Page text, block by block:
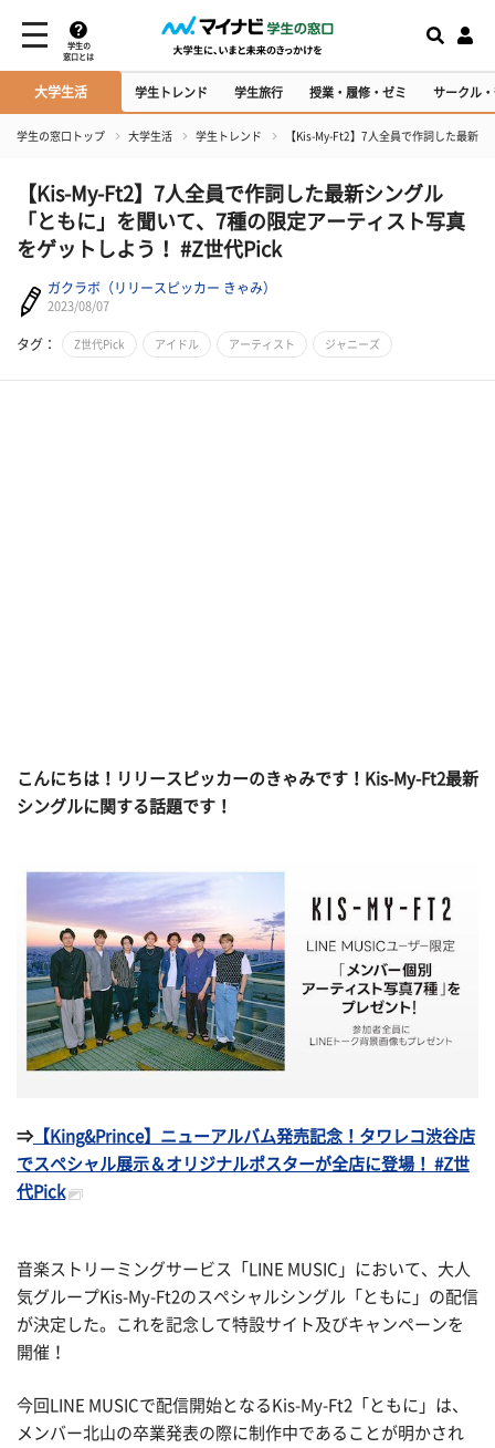
学生の
窓口とは
大学生活 学生トレンド 学生旅行 授業・履修・ゼミ サークル
学生の窓口トップ 大学生活 学生トレンド 【Kis-My-Ft2】7人全員で作詞した最新
【Kis-My-Ft2】7人全員で作詞した最新シングル
「ともに」を聞いて、7種の限定アーティスト写真
をゲットしよう！ #Z世代Pick
ガクラボ（リリースピッカー きゃみ）
2023/08/07
タグ： Z世代Pick アイドル アーティスト ジャニーズ
こんにちは！リリースピッカーのきゃみです！Kis-My-Ft2最新
シングルに関する話題です！
⇒【King&Prince】ニューアルバム発売記念！タワレコ渋谷店
でスペシャル展示＆オリジナルポスターが全店に登場！ #Z世
代Pick
音楽ストリーミングサービス「LINE MUSIC」において、大人
気グループKis-My-Ft2のスペシャルシングル「ともに」の配信
が決定した。これを記念して特設サイト及びキャンペーンを
開催！
今回LINE MUSICで配信開始となるKis-My-Ft2「ともに」は、
メンバー北山の卒業発表の際に制作中であることが明かされ